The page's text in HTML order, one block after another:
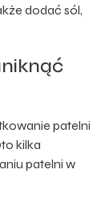
dodać sól,
patelni
kilka
patelni w